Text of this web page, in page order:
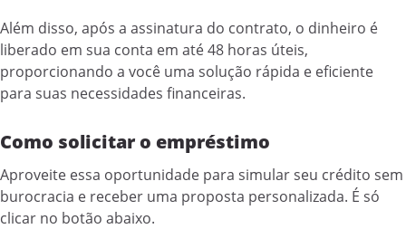
Além disso, após a assinatura do contrato, o dinheiro é
liberado em sua conta em até 48 horas úteis,
proporcionando a você uma solução rápida e eficiente
para suas necessidades financeiras.
Como solicitar o empréstimo
Aproveite essa oportunidade para simular seu crédito sem
burocracia e receber uma proposta personalizada. É só
clicar no botão abaixo.